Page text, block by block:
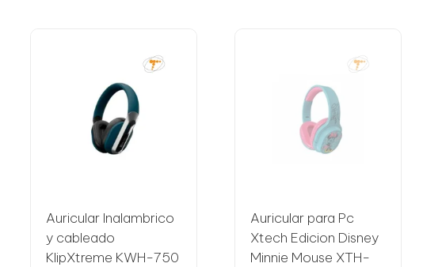
Auricular Inalambrico
y cableado
KlipXtreme KWH-750
Auricular para Pc
Xtech Edicion Disney
Minnie Mouse XTH-